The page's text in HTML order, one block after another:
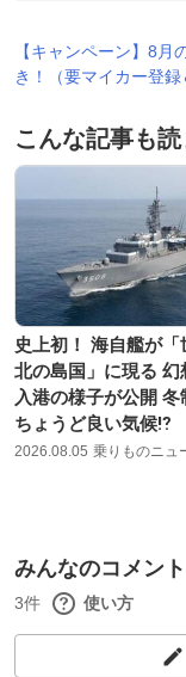
【キャンペーン】8月
き！（要マイカー登録
こんな記事も
史上初！ 海自艦が「
北の島国」に現る 幻
入港の様子が公開 冬
ちょうど良い気候⁉
2026.08.05 乗りものニュ
みんなのコメント
3件 使い方